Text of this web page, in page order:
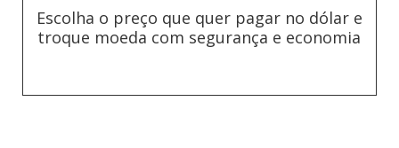
Escolha o preço que quer pagar no dólar e
troque moeda com segurança e economia